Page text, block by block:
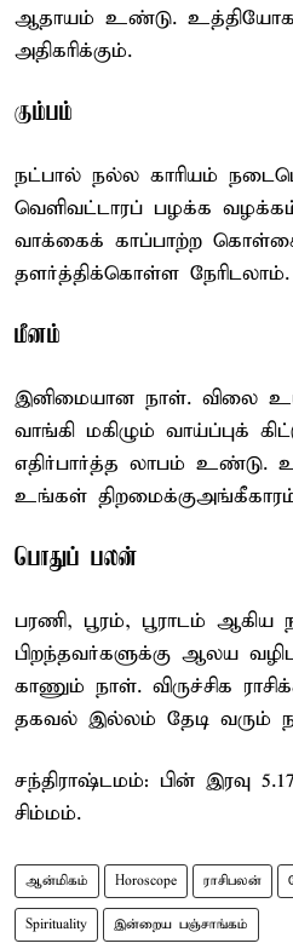
ஆதாயம் உண்டு.
அதிகரிக்கும்.
கும்பம்
நட்பால் நல்ல காரியம்
வெளிவட்டாரப் பழக்க
வாக்கைக் காப்பாற்ற
தளர்த்திக்கொள்ள நேரிடலாம்.
மீனம்
இனிமையான நாள். விலை
வாங்கி மகிழும் வாய்ப்புக்
எதிர்பார்த்த லாபம் உண்டு.
உங்கள்
பொதுப் பலன்
பரணி, பூரம், பூராடம் ஆகிய
பிறந்தவர்களுக்கு ஆலய
காணும் நாள். விருச்சிக
தகவல் இல்லம் தேடி வரும்
சந்திராஷ்டமம்: பின் இரவு
சிம்மம்.
ஆன்மிகம் Horoscope ராசிபலன்
Spirituality இன்றைய பஞ்சாங்கம்